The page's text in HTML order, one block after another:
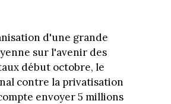
d'une grande
sur l'avenir des
début octobre, le
contre la privatisation
envoyer 5 millions